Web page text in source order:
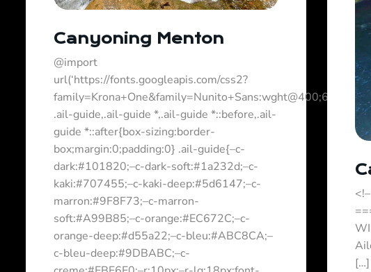
Canyoning Menton
@import
url(‘https://fonts.googleapis.com/css2?
.ail-guide,.ail-guide *,.ail-guide *::before,.ail-
guide *::after{box-sizing:border-
box;margin:0;padding:0} .ail-guide{–c-
dark:#101820;–c-dark-soft:#1a232d;–c-
kaki:#707455;–c-kaki-deep:#5d6147;–c-
marron:#9F8F73;–c-marron-
soft:#A99B85;–c-orange:#EC672C;–c-
orange-deep:#d55a22;–c-bleu:#ABC8CA;–
c-bleu-deep:#9DBABC;–c-
<!–
[…]